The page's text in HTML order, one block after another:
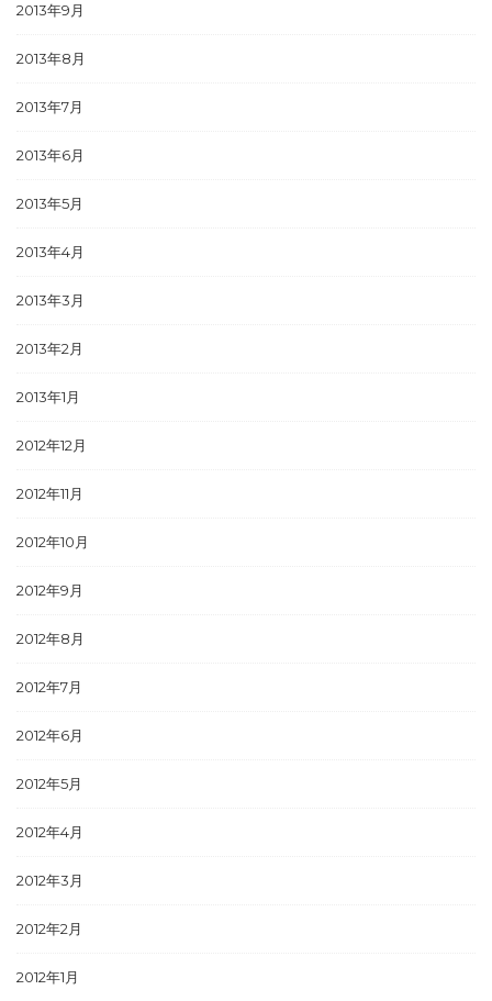
2013年9月
2013年8月
2013年7月
2013年6月
2013年5月
2013年4月
2013年3月
2013年2月
2013年1月
2012年12月
2012年11月
2012年10月
2012年9月
2012年8月
2012年7月
2012年6月
2012年5月
2012年4月
2012年3月
2012年2月
2012年1月